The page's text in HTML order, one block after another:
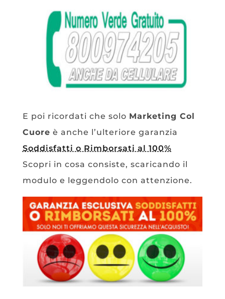
E poi ricordati che solo Marketing Col
Cuore è anche l’ulteriore garanzia
Soddisfatti o Rimborsati al 100%
Scopri in cosa consiste, scaricando il
modulo e leggendolo con attenzione.